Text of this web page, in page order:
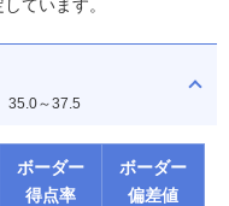
ています。
35.0～37.5
ボーダー
得点率
ボーダー
偏差値